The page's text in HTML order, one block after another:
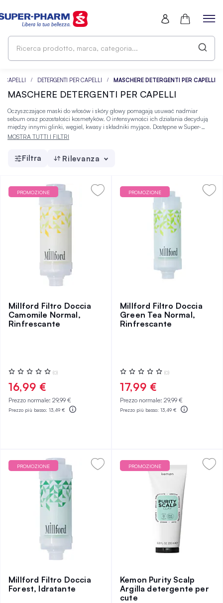
CAPELLI DETERGENTI PER CAPELLI MASCHERE DETERGENTI PER CAPELLI
MASCHERE DETERGENTI PER CAPELLI
Oczyszczające maski do włosów i skóry głowy pomagają usuwać nadmiar
sebum oraz pozostałości kosmetyków. O intensywności ich działania decydują
między innymi glinki, węgiel, kwasy i składniki myjące. Dostępne w Super-
Pharm produkty do włosów pozwalają dopasować wybór do rodzaju pasm i
MOSTRA TUTTI I FILTRI
Filtra Rilevanza
PROMOZIONE
Millford Filtro Doccia
Camomile Normal,
Rinfrescante
Valutazione:
0%
(0)
16,99 €
Prezzo normale: 29,99 €
Prezzo più basso: 13,49 €
PROMOZIONE
Millford Filtro Doccia
Green Tea Normal,
Rinfrescante
Valutazione:
0%
(0)
17,99 €
Prezzo normale: 29,99 €
Prezzo più basso: 13,49 €
PROMOZIONE
Millford Filtro Doccia
Forest, Idratante
PROMOZIONE
Kemon Purity Scalp
Argilla detergente per
cute